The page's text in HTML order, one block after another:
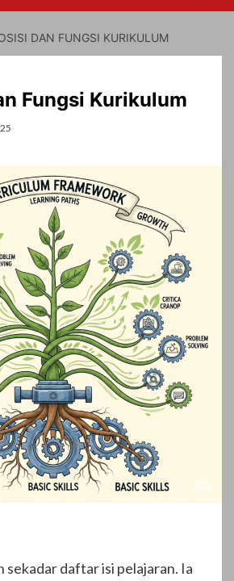
DAN FUNGSI KURIKULUM
Fungsi Kurikulum
sekadar daftar isi pelajaran. Ia